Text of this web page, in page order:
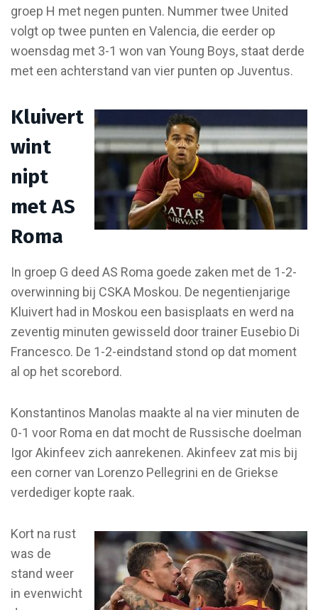
groep H met negen punten. Nummer twee United
volgt op twee punten en Valencia, die eerder op
woensdag met 3-1 won van Young Boys, staat derde
met een achterstand van vier punten op Juventus.
Kluivert
wint
nipt
met AS
Roma
In groep G deed AS Roma goede zaken met de 1-2-
overwinning bij CSKA Moskou. De negentienjarige
Kluivert had in Moskou een basisplaats en werd na
zeventig minuten gewisseld door trainer Eusebio Di
Francesco. De 1-2-eindstand stond op dat moment
al op het scorebord.
Konstantinos Manolas maakte al na vier minuten de
0-1 voor Roma en dat mocht de Russische doelman
Igor Akinfeev zich aanrekenen. Akinfeev zat mis bij
een corner van Lorenzo Pellegrini en de Griekse
verdediger kopte raak.
Kort na rust
was de
stand weer
in evenwicht